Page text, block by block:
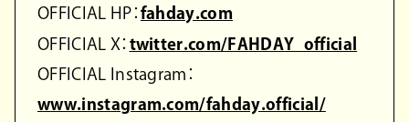
OFFICIAL HP：fahday.com
OFFICIAL X： twitter.com/FAHDAY_official
OFFICIAL Instagram：
www.instagram.com/fahday.official/